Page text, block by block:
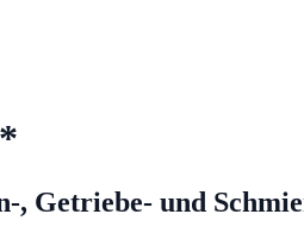
*
, Getriebe- und